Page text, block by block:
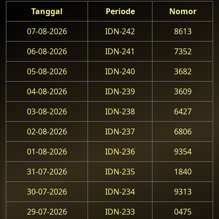
Tanggal Periode
Nomor
07-08-2026
IDN-242
8613
06-08-2026
IDN-241
7352
05-08-2026
IDN-240
3682
04-08-2026
IDN-239
3609
03-08-2026
IDN-238
6427
02-08-2026
IDN-237
6806
01-08-2026
IDN-236
9354
31-07-2026
IDN-235
1840
30-07-2026
IDN-234
9313
29-07-2026
IDN-233 0475